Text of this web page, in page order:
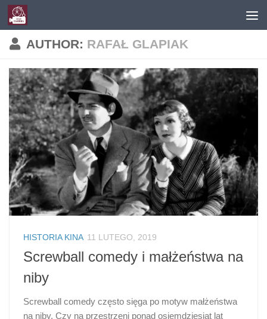
Skip to content
AUTHOR: RAFAŁ GLAPIAK
HISTORIA KINA 11 LUTEGO, 2019
Screwball comedy i małżeństwa na
niby
Screwball comedy często sięga po motyw małżeństwa
na niby. Czy na przestrzeni ponad osiemdziesiąt lat